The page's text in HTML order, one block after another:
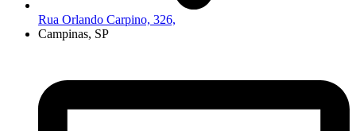
Rua Orlando Carpino, 326,
Campinas, SP